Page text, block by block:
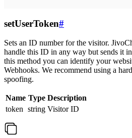
setUserToken#
Sets an ID number for the visitor.
handle this ID in any way but sends it
this method you can identify your
Webhooks. We recommend using a
spoofing.
Name Type Description
token string Visitor ID